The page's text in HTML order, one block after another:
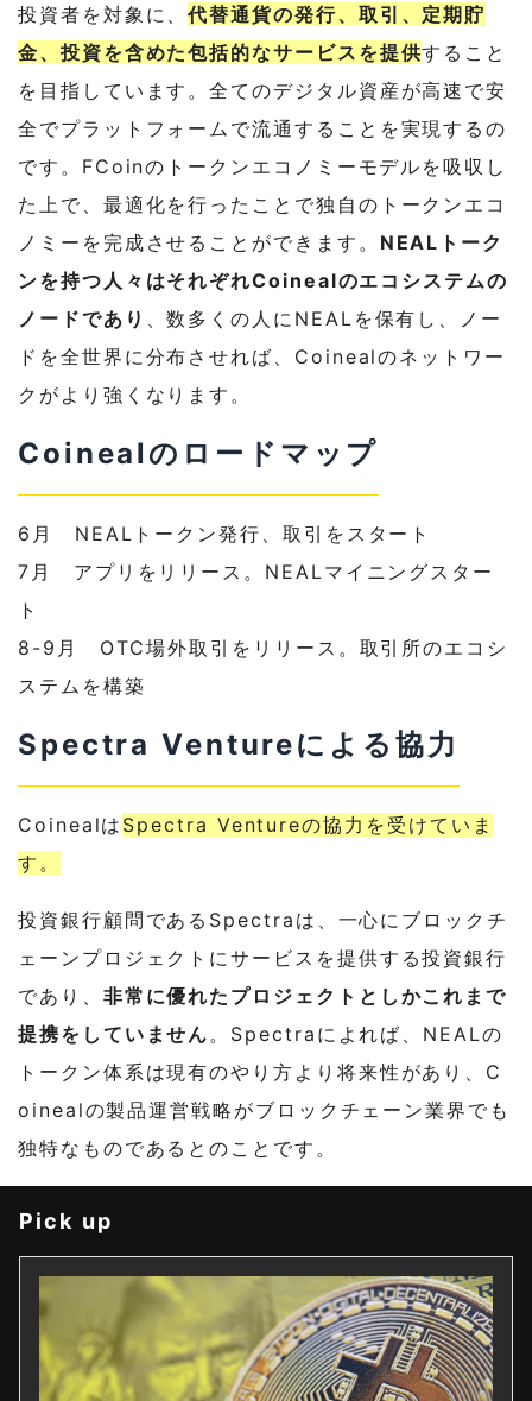
投資者を対象に、代替通貨の発行、取引、定期貯
金、投資を含めた包括的なサービスを提供すること
を目指しています。全てのデジタル資産が高速で安
全でプラットフォームで流通することを実現するの
です。FCoinのトークンエコノミーモデルを吸収し
た上で、最適化を行ったことで独自のトークンエコ
ノミーを完成させることができます。 NEALトーク
ンを持つ人々はそれぞれCoinealのエコシステムの
ノードであり 、数多くの人にNEALを保有し、ノー
ドを全世界に分布させれば、Coinealのネットワー
クがより強くなります。
Coinealのロードマップ
6月 NEALトークン発行、取引をスタート
7月 アプリをリリース。NEALマイニングスター
ト
8-9月 OTC場外取引をリリース。取引所のエコシ
ステムを構築
Spectra Ventureによる協力
Coinealは Spectra Ventureの協力を受けていま
す。
投資銀行顧問であるSpectraは、一心にブロックチ
ェーンプロジェクトにサービスを提供する投資銀行
であり、 非常に優れたプロジェクトとしかこれまで
提携をしていません。Spectraによれば、NEALの
トークン体系は現有のやり方より将来性があり、C
oinealの製品運営戦略がブロックチェーン業界でも
独特なものであるとのことです。
Pick up